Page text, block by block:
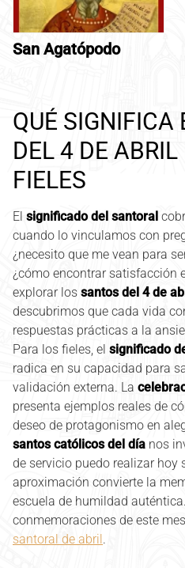
San Agatópodo
QUÉ SIGNIFICA
DEL 4 DE ABRIL
FIELES
El significado del santoral
cuando lo vinculamos con
¿necesito que me vean para
¿cómo encontrar satisfacción
explorar los santos del 4 de
descubrimos que cada vida
respuestas prácticas a la
Para los fieles, el significado
radica en su capacidad para
validación externa. La
presenta ejemplos reales de
deseo de protagonismo en
santos católicos del día nos
de servicio puedo realizar hoy
aproximación convierte la
escuela de humildad
conmemoraciones de este
santoral de abril .